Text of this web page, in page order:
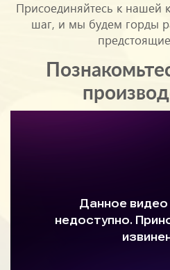
Присоединяйтесь к
шаг, и мы будем горды